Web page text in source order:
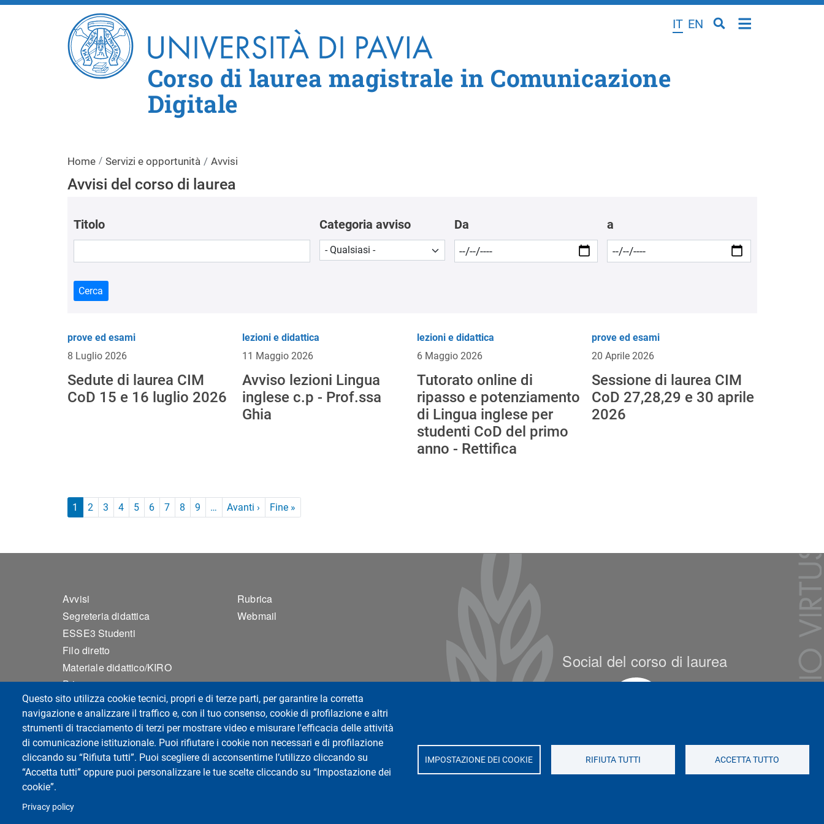
Salta al contenuto principale
IT EN
Questo sito utilizza cookie tecnici, propri e di terze parti, per garantire la corretta
navigazione e analizzare il traffico e, con il tuo consenso, cookie di profilazione e altri
strumenti di tracciamento di terzi per mostrare video e misurare l'efficacia delle attività
di comunicazione istituzionale. Puoi rifiutare i cookie non necessari e di profilazione
cliccando su “Rifiuta tutti”. Puoi scegliere di acconsentirne l’utilizzo cliccando su
“Accetta tutti” oppure puoi personalizzare le tue scelte cliccando su “Impostazione dei
cookie”.
Privacy policy
IMPOSTAZIONE DEI COOKIE RIFIUTA TUTTI ACCETTA TUTTO
Corso di laurea magistrale in Comunicazione
Digitale
Home Servizi e opportunità Avvisi
Avvisi del corso di laurea
Titolo Categoria avviso Da a
Cerca
prove ed esami
8 Luglio 2026
Sedute di laurea CIM
CoD 15 e 16 luglio 2026
lezioni e didattica
11 Maggio 2026
Avviso lezioni Lingua
inglese c.p - Prof.ssa
Ghia
lezioni e didattica
6 Maggio 2026
Tutorato online di
ripasso e potenziamento
di Lingua inglese per
studenti CoD del primo
anno - Rettifica
prove ed esami
20 Aprile 2026
Sessione di laurea CIM
CoD 27,28,29 e 30 aprile
2026
Paginazione
1 2 3 4 5 6 7 8 9 … Avanti › Pagina successiva
Fine »
Footer 1
Avvisi
Segreteria didattica
ESSE3 Studenti
Filo diretto
Materiale didattico/KIRO
Privacy
Accessibilità
Mappa del sito
Impostazioni Cookie
Footer 2
Rubrica
Webmail
Social del corso di laurea
Corso Strada Nuova, 65 - 27100 Pavia
Social di Ateneo